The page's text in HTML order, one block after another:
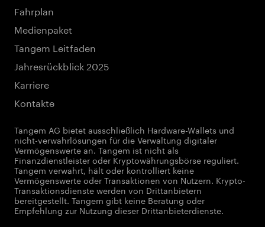
Fahrplan
Medienpaket
Tangem Leitfaden
Jahresrückblick 2025
Karriere
Kontakte
Tangem AG bietet ausschließlich Hardware-Wallets und
nicht-verwahrlösungen für die Verwaltung digitaler
Vermögenswerte an. Tangem ist nicht als
Finanzdienstleister oder Kryptowährungsbörse reguliert.
Tangem verwahrt, hält oder kontrolliert keine
Vermögenswerte oder Transaktionen von Nutzern. Krypto-
Transaktionsdienste werden von Drittanbietern
bereitgestellt. Tangem gibt keine Beratung oder
Empfehlung zur Nutzung dieser Drittanbieterdienste.